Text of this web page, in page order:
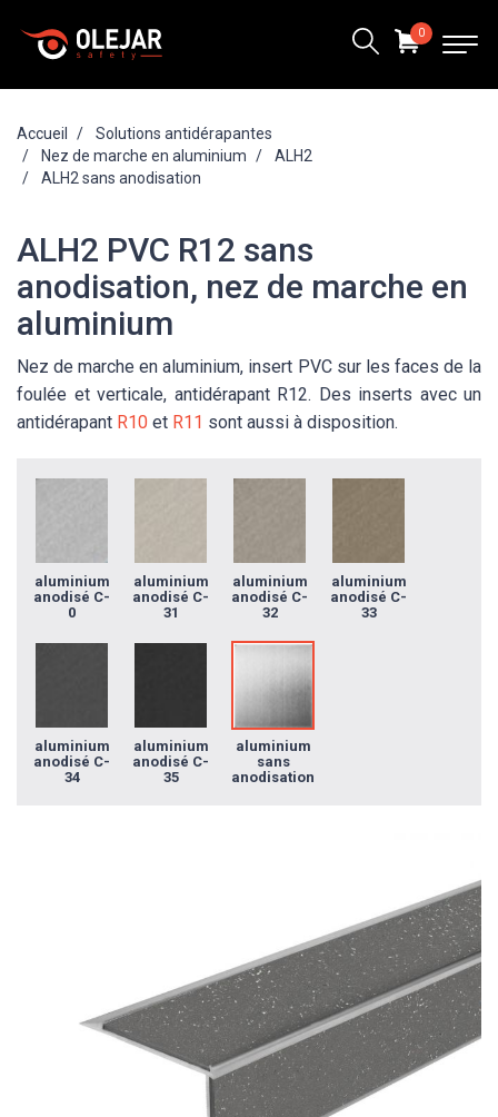
Accueil
Solutions antidérapantes
Nez de marche en aluminium
ALH2
ALH2 sans anodisation
ALH2 PVC R12 sans
anodisation, nez de marche en
aluminium
Nez de marche en aluminium, insert PVC sur les faces de la
foulée et verticale, antidérapant R12. Des inserts avec un
antidérapant R10 et R11 sont aussi à disposition.
aluminium
anodisé C-
0
aluminium
anodisé C-
31
aluminium
anodisé C-
32
aluminium
anodisé C-
33
aluminium
anodisé C-
34
aluminium
anodisé C-
35
aluminium
sans
anodisation
0